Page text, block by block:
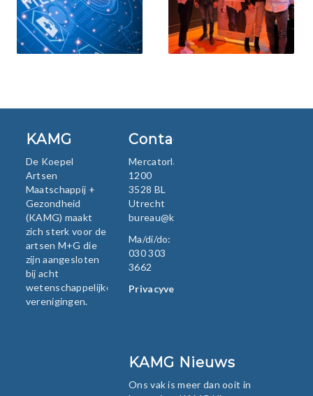
KAMG
De Koepel
Artsen
Maatschappij +
Gezondheid
(KAMG) maakt
zich sterk voor de
artsen M+G die
zijn aangesloten
bij acht
wetenschappelijke
verenigingen.
Contact
Mercatorlaan
1200
3528 BL
Utrecht
bureau@kamg.nl
Ma/di/do:
030 303
3662
Privacyverklaring
KAMG Nieuws
Ons vak is meer dan ooit in